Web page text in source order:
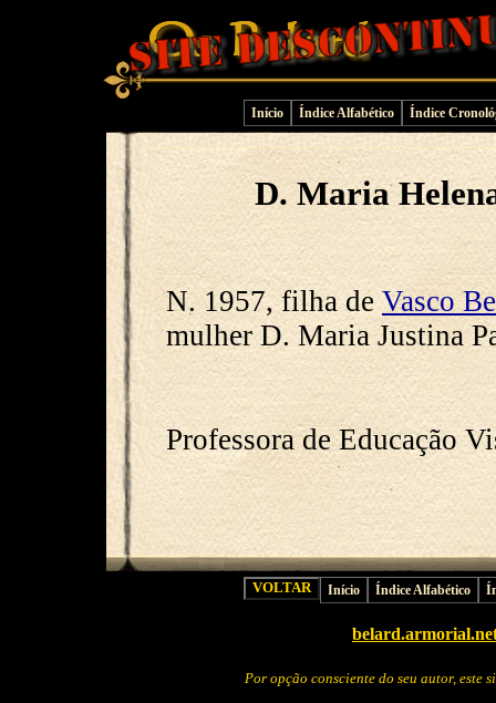
Início Índice Alfabético Índice
D. Maria
N. 1957, filha deVasco
mulher D. Maria Justina
Professora de Educação
Início Índice Alfabético
Por opção consciente do seu autor, este